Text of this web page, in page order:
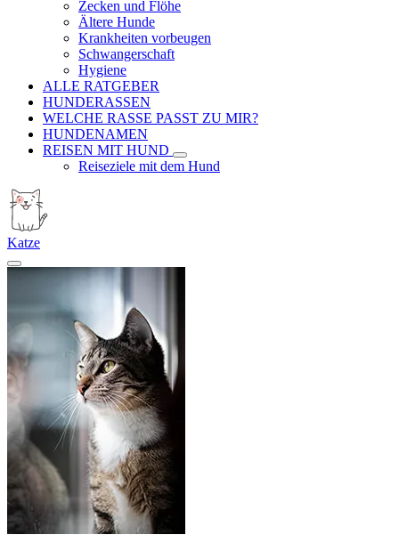
Zecken und Flöhe
Ältere Hunde
Krankheiten vorbeugen
Schwangerschaft
Hygiene
ALLE RATGEBER
HUNDERASSEN
WELCHE RASSE PASST ZU MIR?
HUNDENAMEN
REISEN MIT HUND
Reiseziele mit dem Hund
Katze